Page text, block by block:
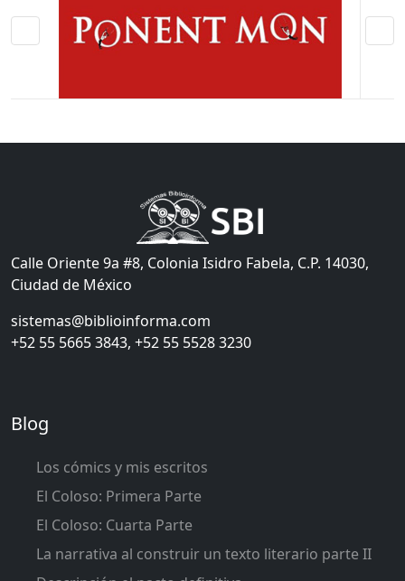
Calle Oriente 9a #8, Colonia Isidro Fabela, C.P. 14030,
Ciudad de México
sistemas@biblioinforma.com
+52 55 5665 3843, +52 55 5528 3230
Blog
Los cómics y mis escritos
El Coloso: Primera Parte
El Coloso: Cuarta Parte
La narrativa al construir un texto literario parte II